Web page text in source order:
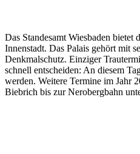
Das Standesamt Wiesbaden bietet
Innenstadt. Das Palais gehört mit
Denkmalschutz. Einziger
schnell entscheiden: An diesem
werden. Weitere Termine im Jahr
Biebrich bis zur Nerobergbahn